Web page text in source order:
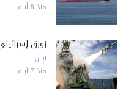
منذ 8 أيام
زورق
لبنان
منذ 7 أيام